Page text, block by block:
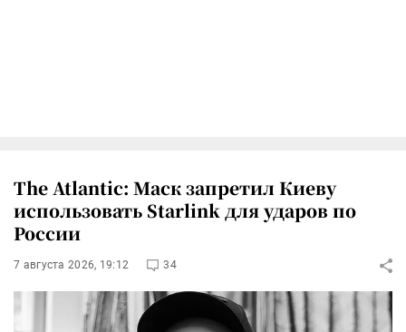
The Atlantic: Маск запретил Киеву
использовать Starlink для ударов по
России
7 августа 2026, 19:12 34